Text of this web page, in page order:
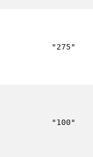
"275"
"100"